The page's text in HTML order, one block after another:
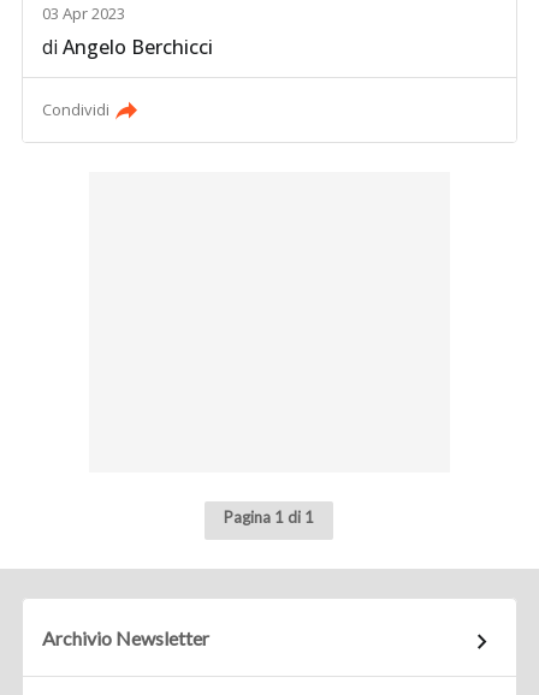
03 Apr 2023
diAngelo Berchicci
Condividi
Pagina 1 di 1
Archivio Newsletter